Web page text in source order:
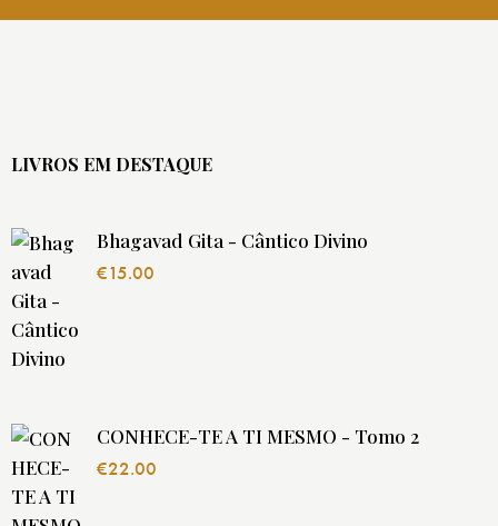
LIVROS EM DESTAQUE
Bhagavad Gita - Cântico Divino
€15.00
CONHECE-TE A TI MESMO - Tomo 2
€22.00